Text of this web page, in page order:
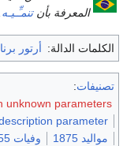
المعرفة بأنتنمـِّـيـه
الكلمات الدالة: أرتور
تصنيفات:
unknown parameters
parameter
مواليد 1875
وفيات 1955